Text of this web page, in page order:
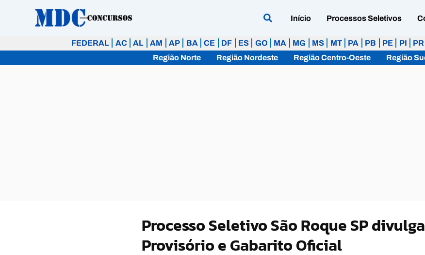
Início Processos Seletivos
FEDERAL AC AL AM AP BA CE DF ES GO MA MG MS MT PA PB PE PI PR
Região Norte
Região Nordeste Região Centro-Oeste Região
Processo Seletivo São Roque SP
Provisório e Gabarito Oficial